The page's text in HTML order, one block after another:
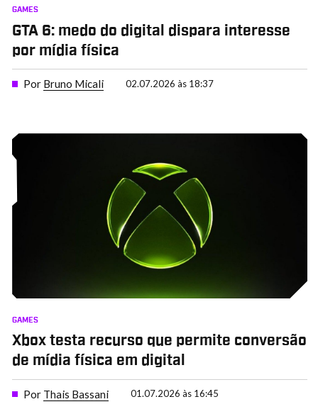
GAMES
GTA 6: medo do digital dispara interesse
por mídia física
Por Bruno Micali 02.07.2026 às 18:37
GAMES
Xbox testa recurso que permite conversão
de mídia física em digital
Por Thais Bassani 01.07.2026 às 16:45